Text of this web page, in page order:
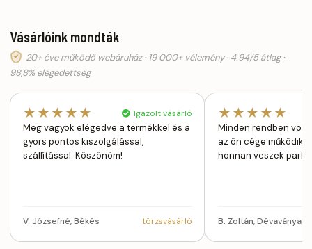
Vásárlóink mondták
20+ éve működő webáruház · 19 000+ vélemény · 4.94/5 átlag ·
98,8% elégedettség
★★★★★ Igazolt vásárló
Meg vagyok elégedve a termékkel és a
gyors pontos kiszolgálással,
szállítással. Köszönöm!
V. Józsefné, Békés törzsvásárló
★★★★★
Minden rendben volt
az ön cége működik
honnan veszek
B. Zoltán, Dévaványa